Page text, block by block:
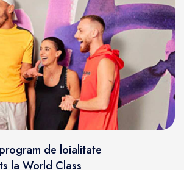
de loialitate
la World Class